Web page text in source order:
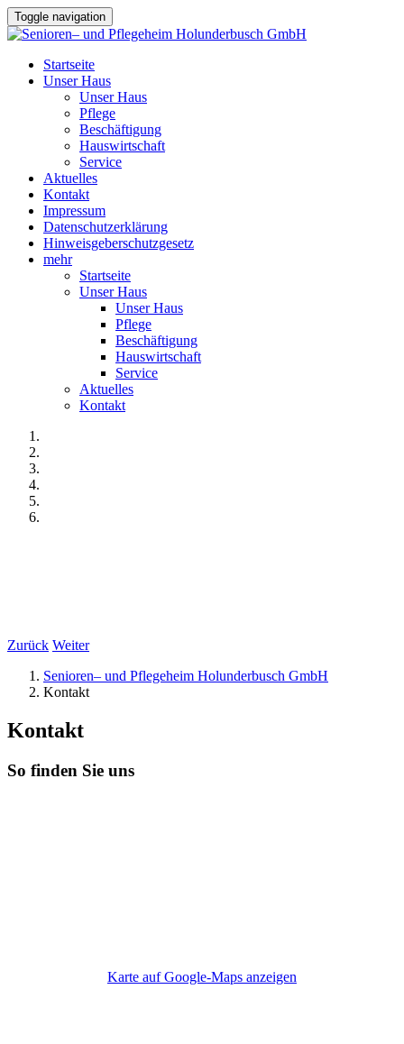
Toggle navigation
Startseite
Unser Haus
Unser Haus
Pflege
Beschäftigung
Hauswirtschaft
Service
Aktuelles
Kontakt
Impressum
Datenschutzerklärung
Hinweisgeberschutzgesetz
mehr
Startseite
Unser Haus
Unser Haus
Pflege
Beschäftigung
Hauswirtschaft
Service
Aktuelles
Kontakt
Zurück Weiter
Senioren– und Pflegeheim Holunderbusch GmbH
Kontakt
Kontakt
So finden Sie uns
Karte auf Google-Maps anzeigen